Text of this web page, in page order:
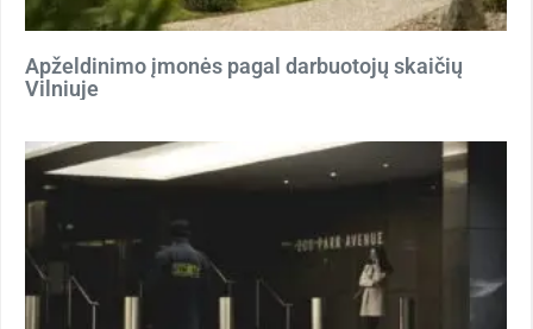
Apželdinimo įmonės pagal darbuotojų skaičių
Vilniuje